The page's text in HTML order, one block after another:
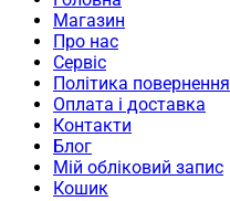
Магазин
Про нас
Сервіс
Політика повернення
Оплата і доставка
Контакти
Блог
Мій обліковий запис
Кошик